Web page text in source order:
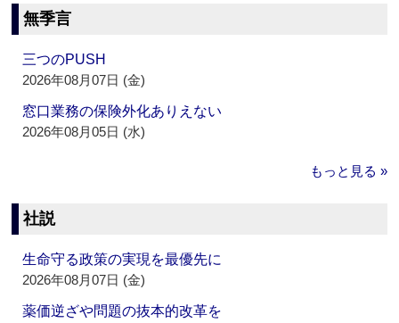
無季言
三つのPUSH
2026年08月07日 (金)
窓口業務の保険外化ありえない
2026年08月05日 (水)
もっと見る »
社説
生命守る政策の実現を最優先に
2026年08月07日 (金)
薬価逆ざや問題の抜本的改革を